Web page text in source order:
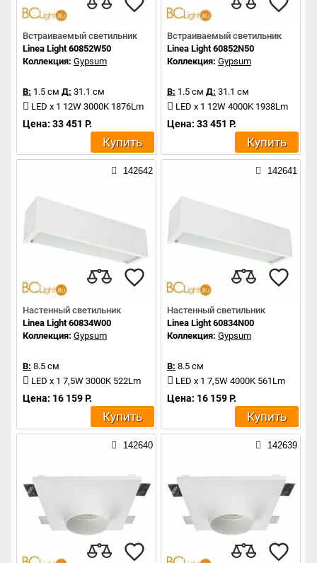
Встраиваемый светильник
Linea Light 60852W50
Коллекция: Gypsum
В: 1.5 см Д: 31.1 см
LED x 1 12W 3000K 1876Lm
Цена: 33 451 Р.
Купить
Встраиваемый светильник
Linea Light 60852N50
Коллекция: Gypsum
В: 1.5 см Д: 31.1 см
LED x 1 12W 4000K 1938Lm
Цена: 33 451 Р.
Купить
142642
Настенный светильник
Linea Light 60834W00
Коллекция: Gypsum
В: 8.5 см
LED x 1 7,5W 3000K 522Lm
Цена: 16 159 Р.
Купить
142641
Настенный светильник
Linea Light 60834N00
Коллекция: Gypsum
В: 8.5 см
LED x 1 7,5W 4000K 561Lm
Цена: 16 159 Р.
Купить
142640 142639